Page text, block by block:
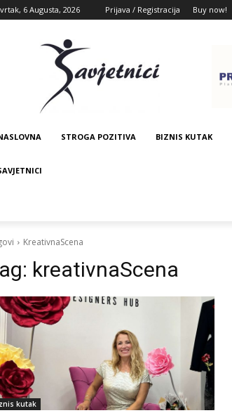
6 Augusta, 2026 Prijava / Registracija Buy now!
STROGA POZITIVA BIZNIS KUTAK
KreativnaScena
kreativnaScena
kutak